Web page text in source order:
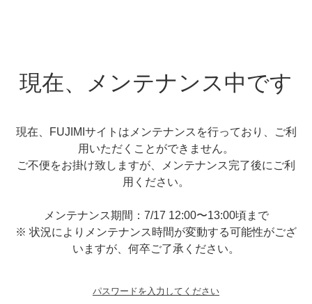
現在、メンテナンス中です
現在、FUJIMIサイトはメンテナンスを行っており、ご利
用いただくことができません。
ご不便をお掛け致しますが、メンテナンス完了後にご利
用ください。
メンテナンス期間：7/17 12:00〜13:00頃まで
※ 状況によりメンテナンス時間が変動する可能性がござ
いますが、何卒ご了承ください。
パスワードを入力してください